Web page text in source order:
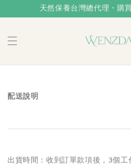
天然保養台灣總代理・購
配送說明
出貨時間：收到訂單款項後，3個工